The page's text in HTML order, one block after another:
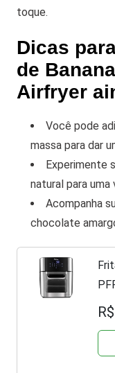
toque.
Dicas
de
Airfryer
Você pode
massa para dar
Experimente
natural para uma
Acompanha
chocolate